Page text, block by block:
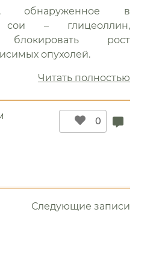
обнаруженное в
сои – глицеоллин,
блокировать рост
опухолей.
Читать полностью
0
Следующие записи